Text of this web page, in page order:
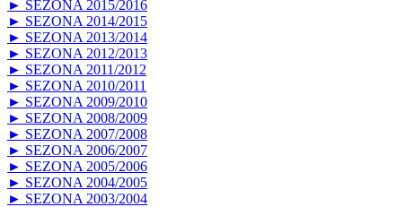
► SEZONA 2015/2016
► SEZONA 2014/2015
► SEZONA 2013/2014
► SEZONA 2012/2013
► SEZONA 2011/2012
► SEZONA 2010/2011
► SEZONA 2009/2010
► SEZONA 2008/2009
► SEZONA 2007/2008
► SEZONA 2006/2007
► SEZONA 2005/2006
► SEZONA 2004/2005
► SEZONA 2003/2004